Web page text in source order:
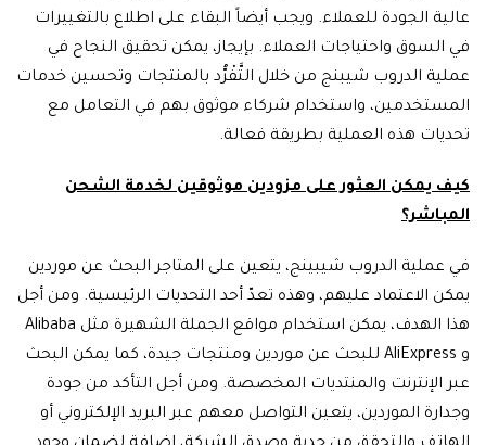
عالية الجودة للعملاء. ويجب أيضاً البقاء على اطلاع بالتغييرات
في السوق واحتياجات العملاء. بإيجاز، يمكن تحقيق النجاح في
عملية الدروب شيبنج من خلال التَّفْرُّد بالمنتجات وتحسين خدمات
المستخدمين، واستخدام شركاء موثوق بهم في التعامل مع
تحديات هذه العملية بطريقة فعالة.
كيف يمكن العثور على مزودين موثوقين لخدمة الشحن
المباشر؟
في عملية الدروب شيبينج، يتعين على المتاجر البحث عن موردين
يمكن الاعتماد عليهم، وهذه تعدّ أحد التحديات الرئيسية. ومن أجل
هذا الهدف، يمكن استخدام مواقع الجملة الشهيرة مثل Alibaba
و AliExpress للبحث عن موردين ومنتجات جيدة، كما يمكن البحث
عبر الإنترنت والمنتديات المخصصة. ومن أجل التأكد من جودة
وجدارة الموردين، يتعين التواصل معهم عبر البريد الإلكتروني أو